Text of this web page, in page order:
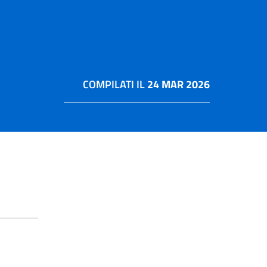
COMPILATI IL24 MAR 2026